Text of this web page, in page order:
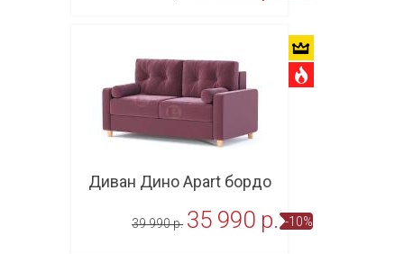
Диван Дино Apart бордо
39 990 p. -10%
35 990 p.